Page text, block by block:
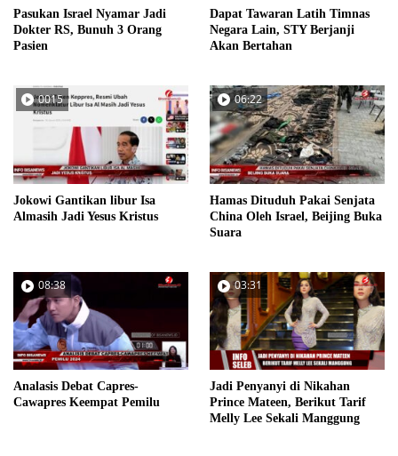
Pasukan Israel Nyamar Jadi
Dokter RS, Bunuh 3 Orang
Pasien
Dapat Tawaran Latih Timnas
Negara Lain, STY Berjanji
Akan Bertahan
0015
Jokowi Gantikan libur Isa
Almasih Jadi Yesus Kristus
06:22
Hamas Dituduh Pakai Senjata
China Oleh Israel, Beijing Buka
Suara
08:38
Analasis Debat Capres-
Cawapres Keempat Pemilu
03:31
Jadi Penyanyi di Nikahan
Prince Mateen, Berikut Tarif
Melly Lee Sekali Manggung